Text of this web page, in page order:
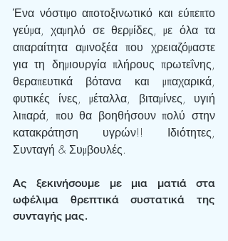
Ένα νόστιμο αποτοξινωτικό και εύπεπτο
γεύμα, χαμηλό σε θερμίδες, με όλα τα
απαραίτητα αμινοξέα που χρειαζόμαστε
για τη δημιουργία πλήρους πρωτεΐνης,
θεραπευτικά βότανα και μπαχαρικά,
φυτικές ίνες, μέταλλα, βιταμίνες, υγιή
λιπαρά, που θα βοηθήσουν πολύ στην
κατακράτηση υγρών!! Ιδιότητες,
Συνταγή & Συμβουλές.
Ας ξεκινήσουμε με μια ματιά στα
ωφέλιμα θρεπτικά συστατικά της
συνταγής μας.